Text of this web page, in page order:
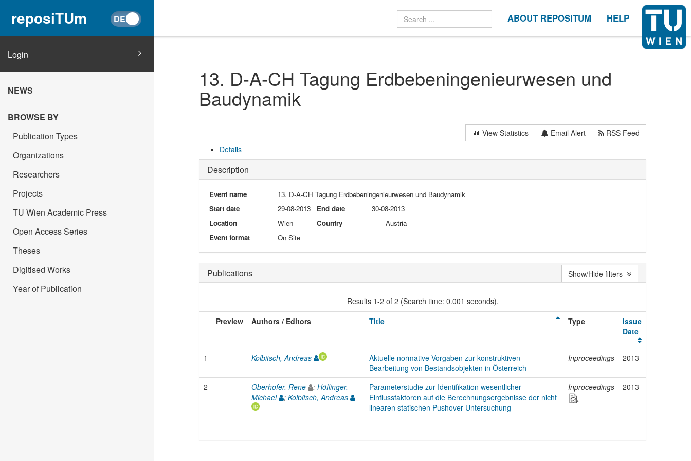
reposiTUm ABOUT REPOSITUM HELP
Login
NEWS
BROWSE BY
Publication Types
Organizations
Researchers
Projects
TU Wien Academic Press
Open Access Series
Theses
Digitised Works
Year of Publication
13. D-A-CH Tagung Erdbebeningenieurwesen und
Baudynamik
View Statistics Email Alert
RSS Feed
Details
Description
Event name
13. D-A-CH Tagung Erdbebeningenieurwesen und Baudynamik
Start date
29-08-2013 End date
30-08-2013
Location
Wien Country
Austria
Event format
On Site
Publications
Results 1-2 of 2 (Search time: 0.001 seconds).
Preview
Authors / Editors Title Type
Issue
Date
1 Kolbitsch, Andreas
Aktuelle normative Vorgaben zur konstruktiven
Bearbeitung von Bestandsobjekten in Österreich
Inproceedings 2013
2 Oberhofer, Rene ; Höflinger,
Michael
; Kolbitsch, Andreas
Parameterstudie zur Identifikation wesentlicher
Einflussfaktoren auf die Berechnungsergebnisse der nicht
linearen statischen Pushover-Untersuchung
Inproceedings 2013